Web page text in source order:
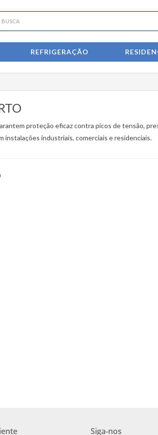
REFRIGERAÇÃO
proteção eficaz contra picos de tensão,
instalações industriais, comerciais e residenciais.
Siga-nos